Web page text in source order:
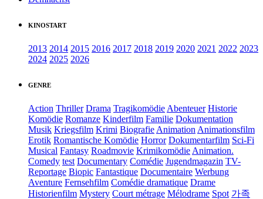
KINOSTART
2013 2014 2015 2016 2017 2018 2019 2020 2021 2022 2023
2024 2025 2026
GENRE
Action Thriller Drama Tragikomödie Abenteuer Historie
Komödie Romanze Kinderfilm Familie Dokumentation
Musik Kriegsfilm Krimi Biografie Animation Animationsfilm
Erotik Romantische Komödie Horror Dokumentarfilm Sci-Fi
Musical Fantasy Roadmovie Krimikomödie Animation.
Comedy test Documentary Comédie Jugendmagazin TV-
Reportage Biopic Fantastique Documentaire Werbung
Aventure Fernsehfilm Comédie dramatique Drame
Historienfilm Mystery Court métrage Mélodrame Spot 가족